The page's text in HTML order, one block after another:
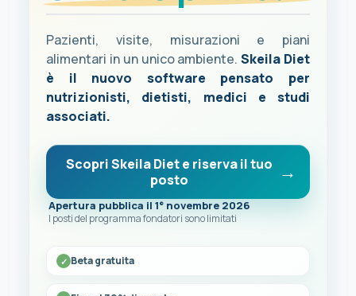
Pazienti, visite, misurazioni e piani
alimentari in un unico ambiente.Skeila Diet
è il nuovo software pensato per
nutrizionisti, dietisti, medici e studi
associati.
Scopri Skeila Diet e riserva il tuo
posto
Apertura pubblica il 1° novembre 2026
I posti del programma fondatori sono limitati
Beta gratuita